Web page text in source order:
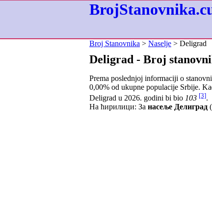
Broj Stanovnika > Naselje > Deligrad
Deligrad - Broj
Prema poslednjoj informaciji o
0,00% od ukupne populacije Srbije.
Deligrad u 2026. godini bi bio 103 [3].
На ћирилици: За насеље Делиград